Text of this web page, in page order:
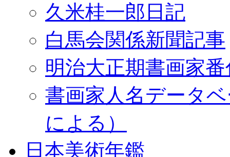
久米桂一郎日記
白馬会関係新聞記事
明治大正期書画家
書画家人名データ
による）
日本美術年鑑